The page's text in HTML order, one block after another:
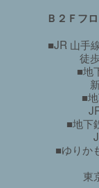
Ｂ２Ｆフ
■JR 山手
徒
■地
■
■地下
■ゆりか
東